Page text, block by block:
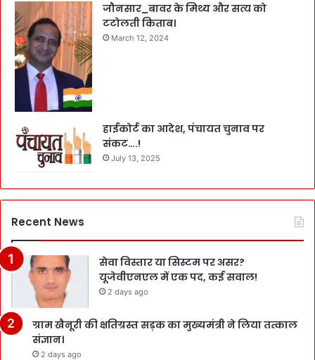
जौनसार_बावर के मिथ्य और सत्य को
टटोलती किताब।
March 12, 2024
हाईकोर्ट का आदेश, पंचायत चुनाव पर
संकट….!
July 13, 2025
Recent News
सेवा विस्तार या सिस्टम पर असर?
यूजेवीएनएल में एक पद, कई सवाल!
2 days ago
ग्राम खैनूरी की क्षतिग्रस्त सड़क का मुख्यमंत्री ने लिया तत्काल
संज्ञान।
2 days ago